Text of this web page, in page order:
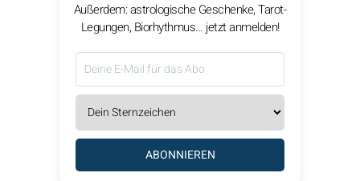
Außerdem: astrologische Geschenke, Tarot-
Legungen, Biorhythmus… jetzt anmelden!
ABONNIEREN